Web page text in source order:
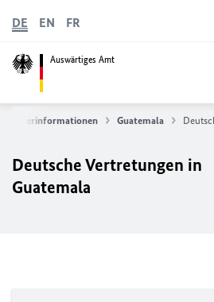
Auswärtiges Amt
DE EN FR
Länderinformationen Guatemala
Deutsche Vertretungen in
Guatemala